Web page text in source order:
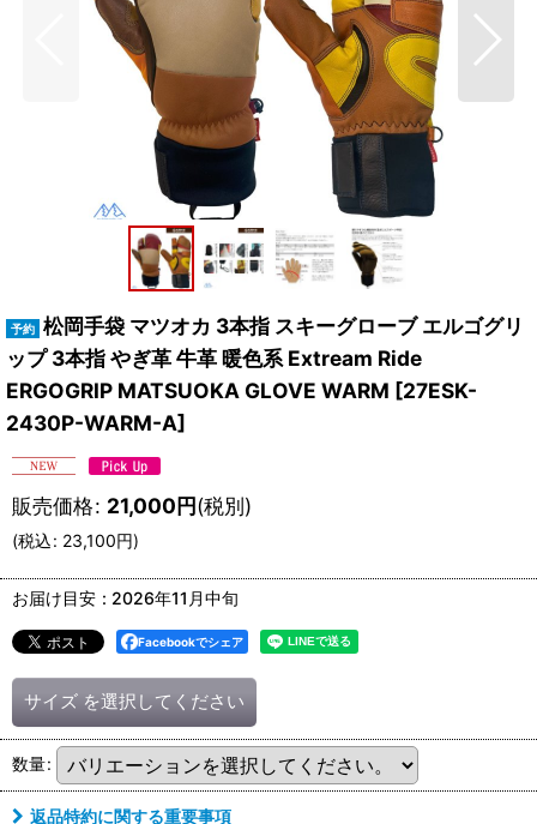
松岡手袋 マツオカ 3本指 スキーグローブ エルゴグリ
ップ 3本指 やぎ革 牛革 暖色系 Extream Ride
ERGOGRIP MATSUOKA GLOVE WARM [27ESK-
2430P-WARM-A]
販売価格: 21,000円(税別)
(税込: 23,100円)
お届け目安 : 2026年11月中旬
Facebookでシェア
サイズ を選択してください
数量:
返品特約に関する重要事項